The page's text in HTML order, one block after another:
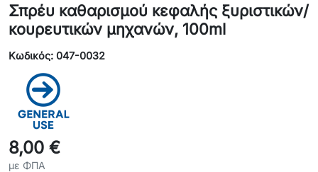
Σπρέυ καθαρισμού κεφαλής ξυριστικών/
κουρευτικών μηχανών, 100ml
Κωδικός: 047-0032
8,00 €
με ΦΠΑ